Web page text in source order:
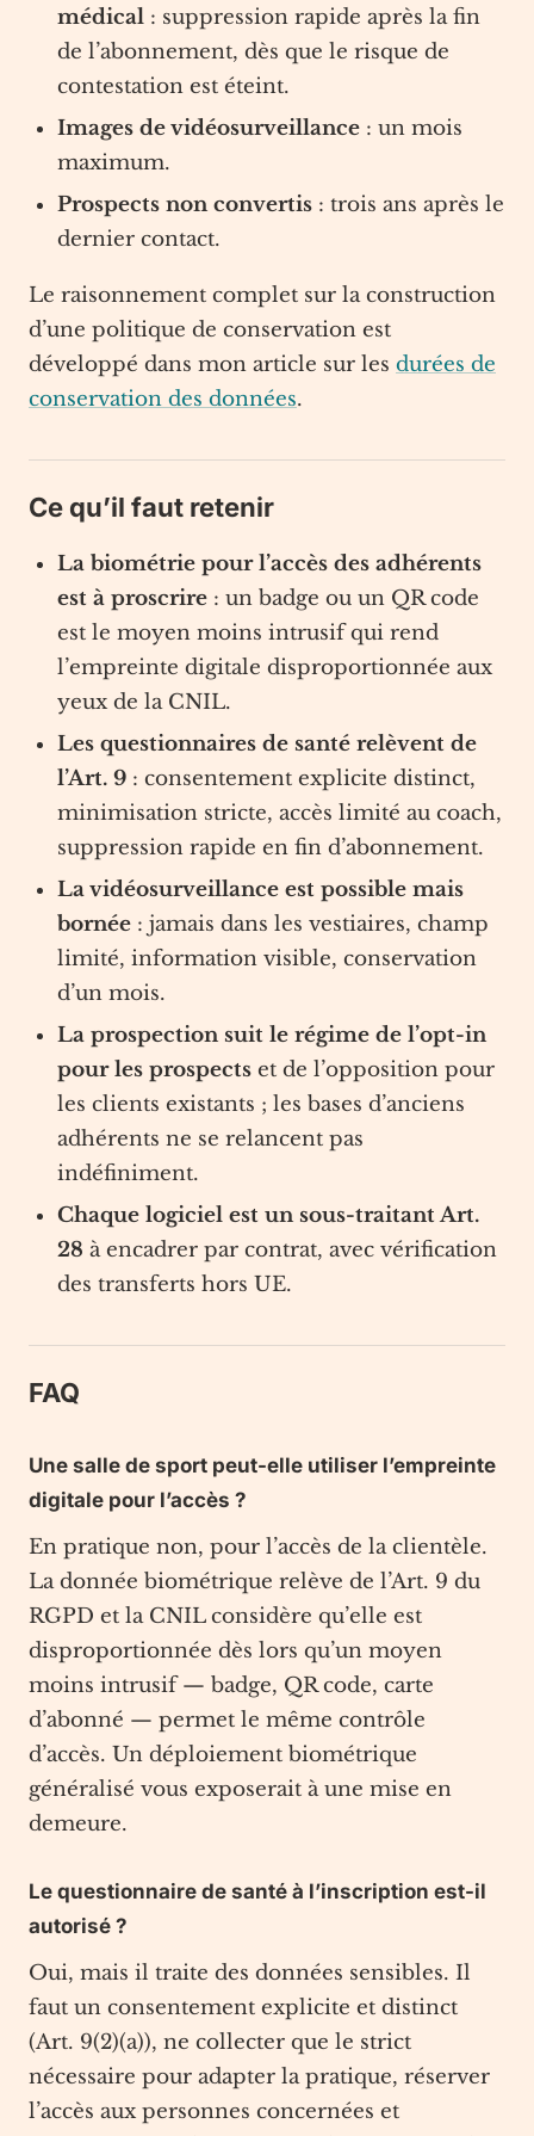
médical : suppression rapide après la fin
de l’abonnement, dès que le risque de
contestation est éteint.
Images de vidéosurveillance : un mois
maximum.
Prospects non convertis : trois ans après le
dernier contact.
Le raisonnement complet sur la construction
d’une politique de conservation est
développé dans mon article sur les durées de
conservation des données.
Ce qu’il faut retenir
La biométrie pour l’accès des adhérents
est à proscrire : un badge ou un QR code
est le moyen moins intrusif qui rend
l’empreinte digitale disproportionnée aux
yeux de la CNIL.
Les questionnaires de santé relèvent de
l’Art. 9 : consentement explicite distinct,
minimisation stricte, accès limité au coach,
suppression rapide en fin d’abonnement.
La vidéosurveillance est possible mais
bornée : jamais dans les vestiaires, champ
limité, information visible, conservation
d’un mois.
La prospection suit le régime de l’opt-in
pour les prospects et de l’opposition pour
les clients existants ; les bases d’anciens
adhérents ne se relancent pas
indéfiniment.
Chaque logiciel est un sous-traitant Art.
28 à encadrer par contrat, avec vérification
des transferts hors UE.
FAQ
Une salle de sport peut-elle utiliser l’empreinte
digitale pour l’accès ?
En pratique non, pour l’accès de la clientèle.
La donnée biométrique relève de l’Art. 9 du
RGPD et la CNIL considère qu’elle est
disproportionnée dès lors qu’un moyen
moins intrusif — badge, QR code, carte
d’abonné — permet le même contrôle
d’accès. Un déploiement biométrique
généralisé vous exposerait à une mise en
demeure.
Le questionnaire de santé à l’inscription est-il
autorisé ?
Oui, mais il traite des données sensibles. Il
faut un consentement explicite et distinct
(Art. 9(2)(a)), ne collecter que le strict
nécessaire pour adapter la pratique, réserver
l’accès aux personnes concernées et